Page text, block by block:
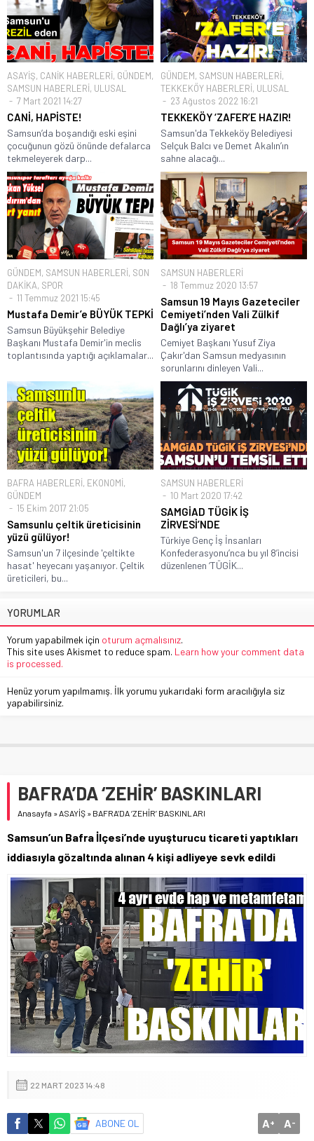
ASAYİŞ, CANİK HABERLERİ, GÜNDEM,
SAMSUN HABERLERİ, ULUSAL
7 Mart 2021 14:27
CANİ, HAPİSTE!
Samsun’da boşandığı eski eşini
çocuğunun gözü önünde defalarca
tekmeleyerek darp...
GÜNDEM, SAMSUN HABERLERİ,
TEKKEKÖY HABERLERİ, ULUSAL
23 Ağustos 2022 16:21
TEKKEKÖY ‘ZAFER’E HAZIR!
Samsun'da Tekkeköy Belediyesi
Selçuk Balcı ve Demet Akalın’ın
sahne alacağı...
GÜNDEM, SAMSUN HABERLERİ, SON
DAKİKA, SPOR
11 Temmuz 2021 15:45
Mustafa Demir’e BÜYÜK TEPKİ
Samsun Büyükşehir Belediye
Başkanı Mustafa Demir'in meclis
toplantısında yaptığı açıklamalar...
SAMSUN HABERLERİ
18 Temmuz 2020 13:57
Samsun 19 Mayıs Gazeteciler
Cemiyeti’nden Vali Zülkif
Dağlı’ya ziyaret
Cemiyet Başkanı Yusuf Ziya
Çakır'dan Samsun medyasının
sorunlarını dinleyen Vali...
BAFRA HABERLERİ, EKONOMİ,
GÜNDEM
15 Ekim 2017 21:05
Samsunlu çeltik üreticisinin
yüzü gülüyor!
Samsun'un 7 ilçesinde 'çeltikte
hasat' heyecanı yaşanıyor. Çeltik
üreticileri, bu...
SAMSUN HABERLERİ
10 Mart 2020 17:42
SAMGİAD TÜGİK İŞ
ZİRVESİ’NDE
Türkiye Genç İş İnsanları
Konfederasyonu’nca bu yıl 8’incisi
düzenlenen ‘TÜGİK...
YORUMLAR
Yorum yapabilmek için oturum açmalısınız.
This site uses Akismet to reduce spam. Learn how your comment data
is processed.
Henüz yorum yapılmamış. İlk yorumu yukarıdaki form aracılığıyla siz
yapabilirsiniz.
BAFRA’DA ‘ZEHİR’ BASKINLARI
Anasayfa »ASAYİŞ » BAFRA’DA ‘ZEHİR’ BASKINLARI
Samsun’un Bafra İlçesi’nde uyuşturucu ticareti yaptıkları
iddiasıyla gözaltında alınan 4 kişi adliyeye sevk edildi
22 MART 2023 14:48
ABONE OL A+ A-